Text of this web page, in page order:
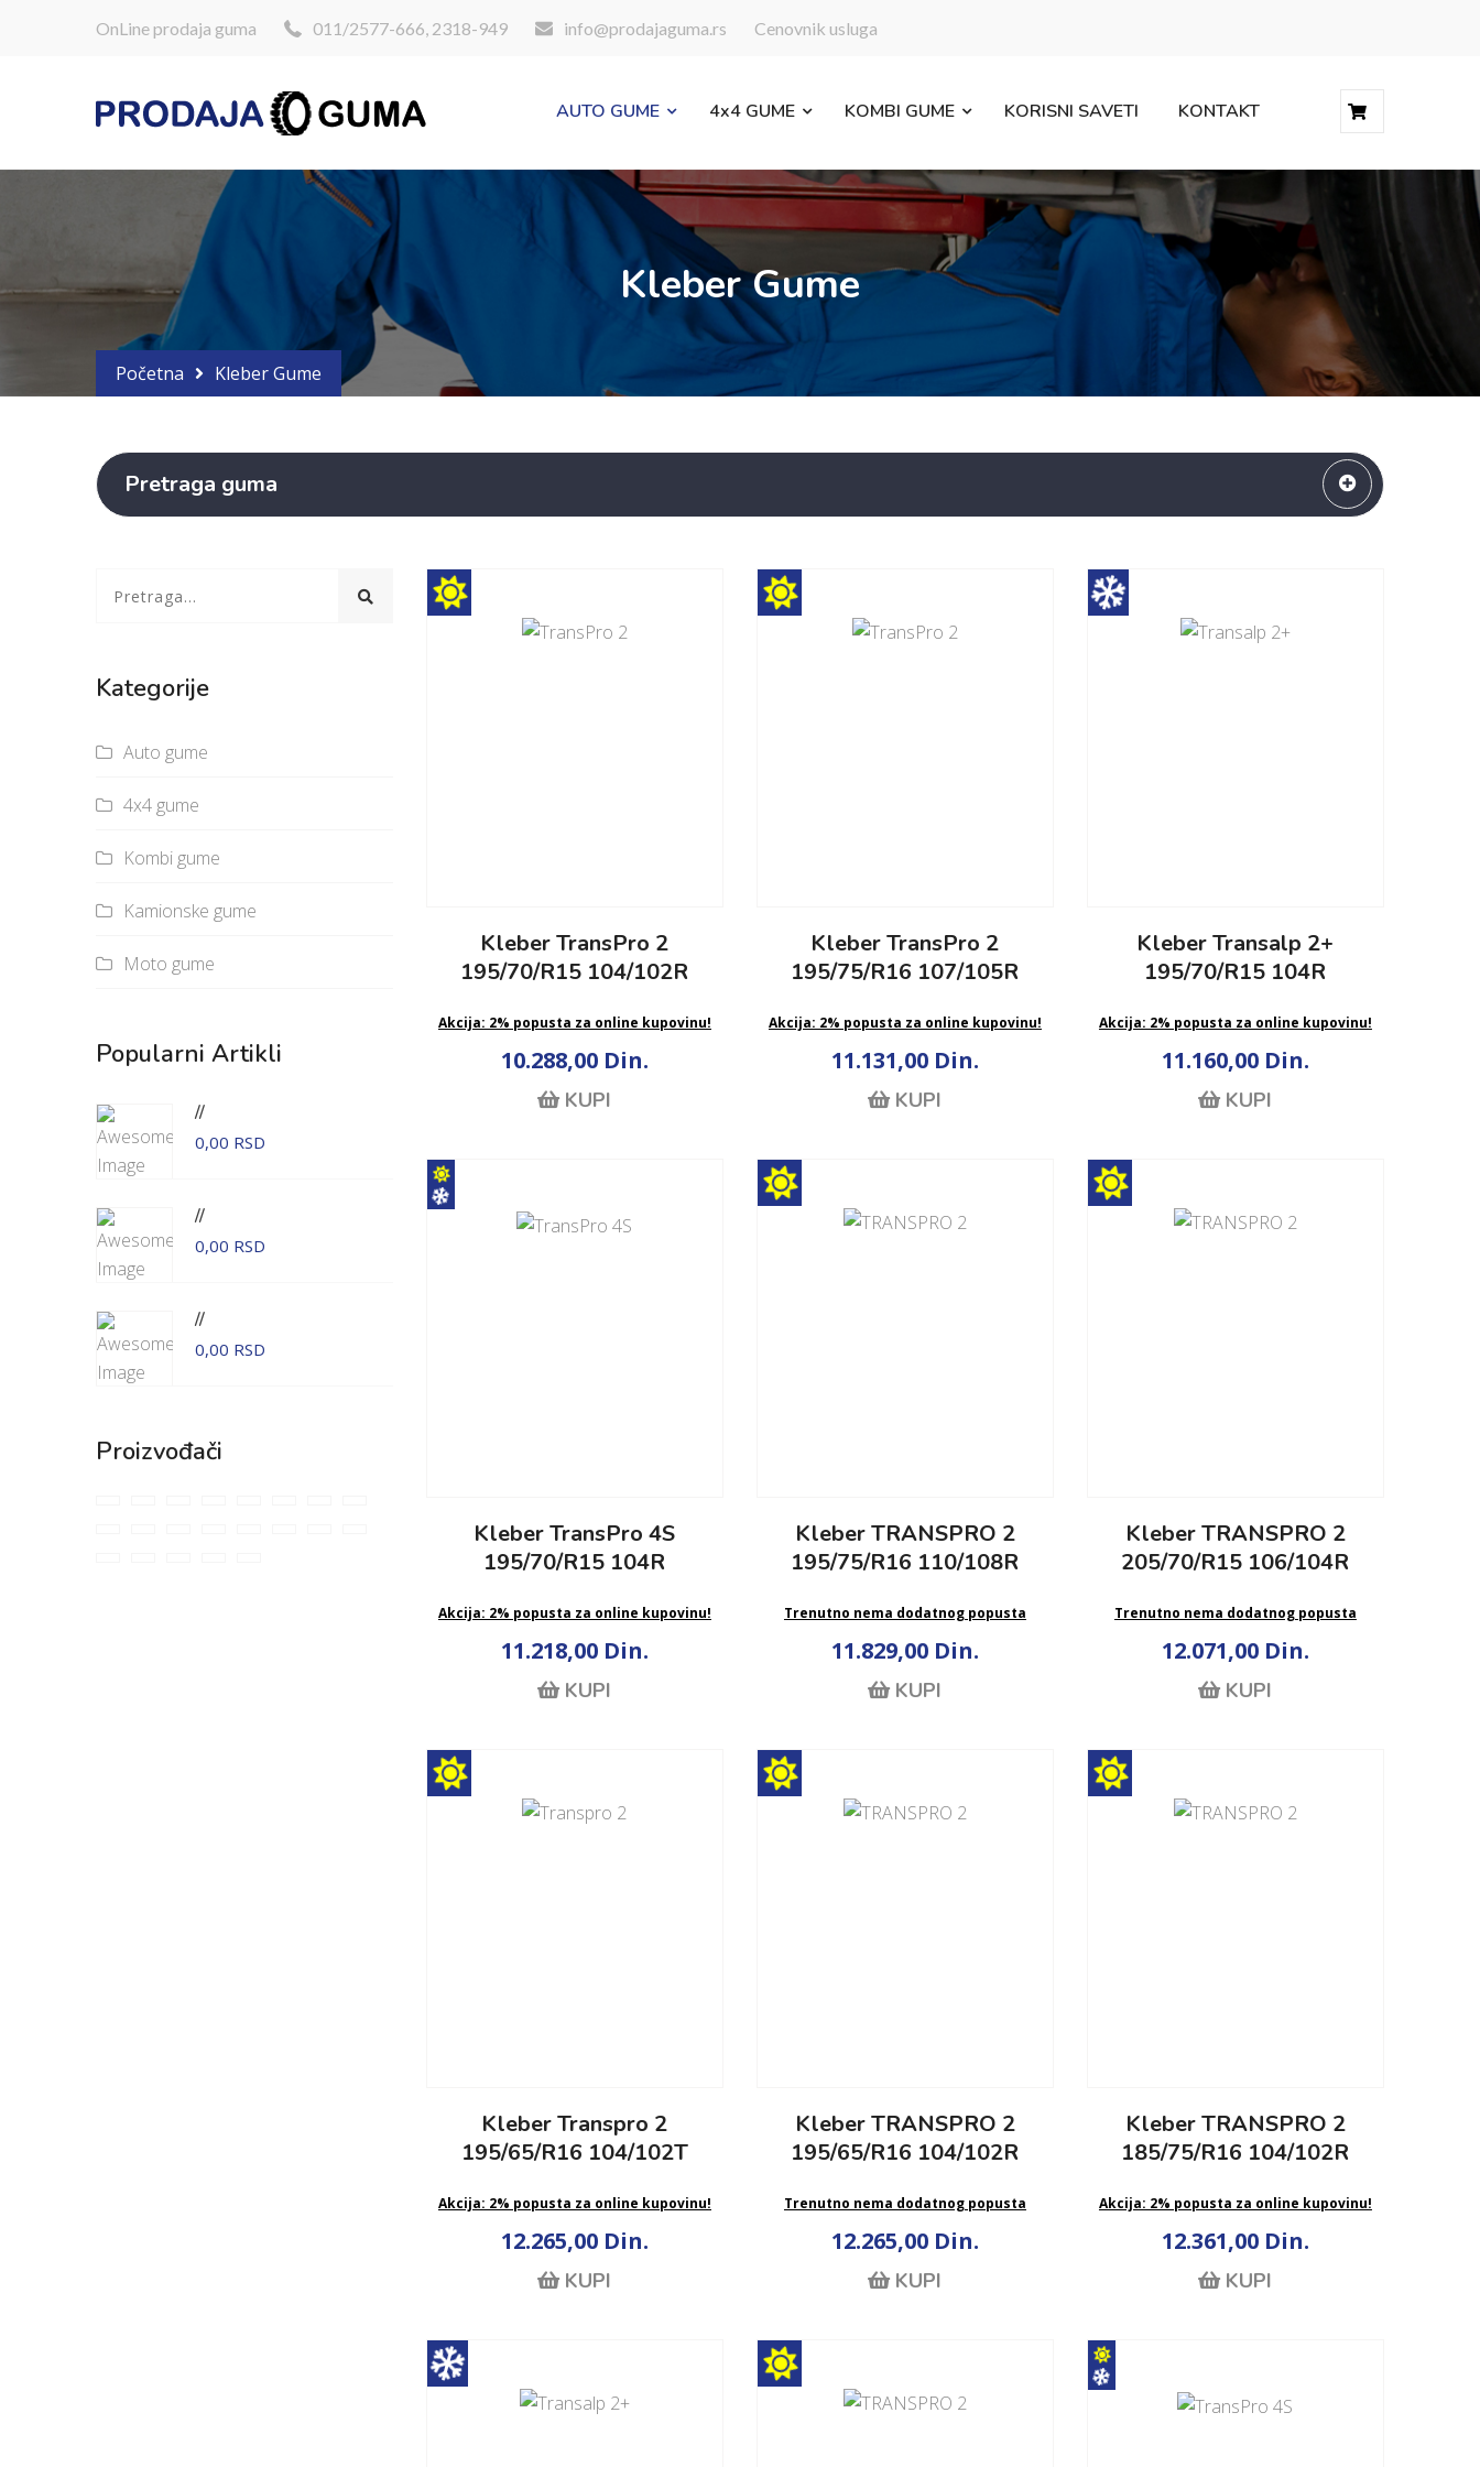
OnLine prodaja guma 011/2577-666, 2318-949 info@prodajaguma.rs Cenovnik usluga
AUTO GUME 4x4 GUME KOMBI GUME KORISNI SAVETI KONTAKT
Kleber Gume
Početna Kleber Gume
Pretraga guma
Kleber TransPro 2
195/70/R15 104/102R
Akcija: 2% popusta za online kupovinu!
10.288,00 Din.
KUPI
Kleber TransPro 2
195/75/R16 107/105R
Akcija: 2% popusta za online kupovinu!
11.131,00 Din.
KUPI
Kleber Transalp 2+
195/70/R15 104R
Akcija: 2% popusta za online kupovinu!
11.160,00 Din.
KUPI
Kleber TransPro 4S
195/70/R15 104R
Akcija: 2% popusta za online kupovinu!
11.218,00 Din.
KUPI
Kleber TRANSPRO 2
195/75/R16 110/108R
Trenutno nema dodatnog popusta
11.829,00 Din.
KUPI
Kleber TRANSPRO 2
205/70/R15 106/104R
Trenutno nema dodatnog popusta
12.071,00 Din.
KUPI
Kleber Transpro 2
195/65/R16 104/102T
Akcija: 2% popusta za online kupovinu!
12.265,00 Din.
KUPI
Kleber TRANSPRO 2
195/65/R16 104/102R
Trenutno nema dodatnog popusta
12.265,00 Din.
KUPI
Kleber TRANSPRO 2
185/75/R16 104/102R
Akcija: 2% popusta za online kupovinu!
12.361,00 Din.
KUPI
Kategorije
Auto gume
4x4 gume
Kombi gume
Kamionske gume
Moto gume
Popularni Artikli
//
0,00 RSD
//
0,00 RSD
//
0,00 RSD
Proizvođači